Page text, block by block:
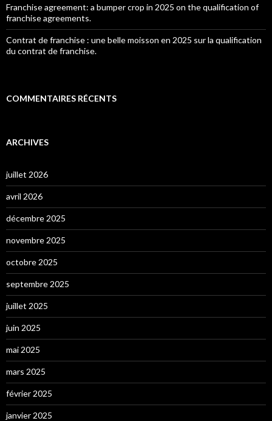
Franchise agreement: a bumper crop in 2025 on the qualification of
franchise agreements.
Contrat de franchise : une belle moisson en 2025 sur la qualification
du contrat de franchise.
COMMENTAIRES RÉCENTS
ARCHIVES
juillet 2026
avril 2026
décembre 2025
novembre 2025
octobre 2025
septembre 2025
juillet 2025
juin 2025
mai 2025
mars 2025
février 2025
janvier 2025